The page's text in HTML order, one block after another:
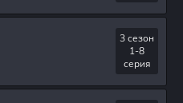
3 сезон
1-8
серия